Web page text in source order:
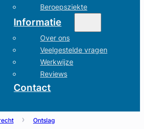
Beroepsziekte
Informatie
Over ons
Veelgestelde vragen
Werkwijze
Reviews
Contact
Ontslag